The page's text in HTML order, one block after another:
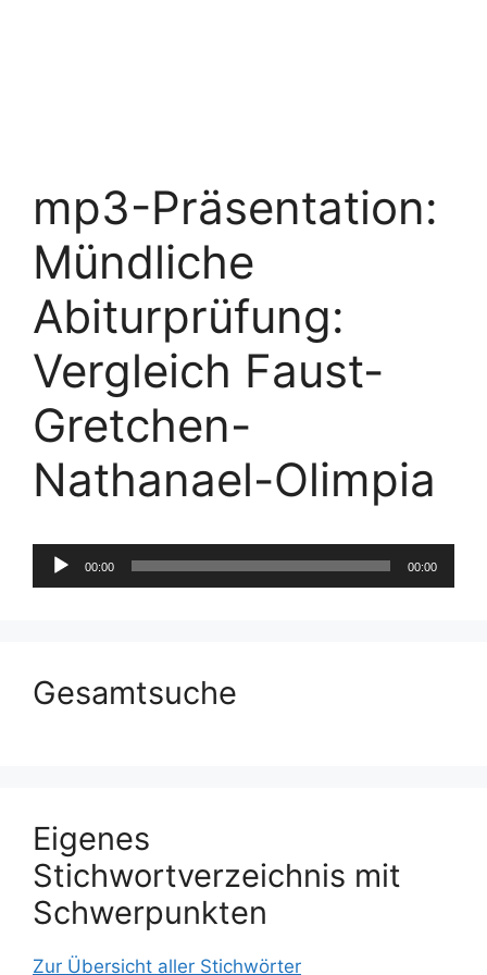
mp3-Präsentation:
Mündliche
Abiturprüfung:
Vergleich Faust-
Gretchen-
Nathanael-Olimpia
Audio-
Player
00:00 00:00
Gesamtsuche
Eigenes
Stichwortverzeichnis mit
Schwerpunkten
Zur Übersicht aller Stichwörter